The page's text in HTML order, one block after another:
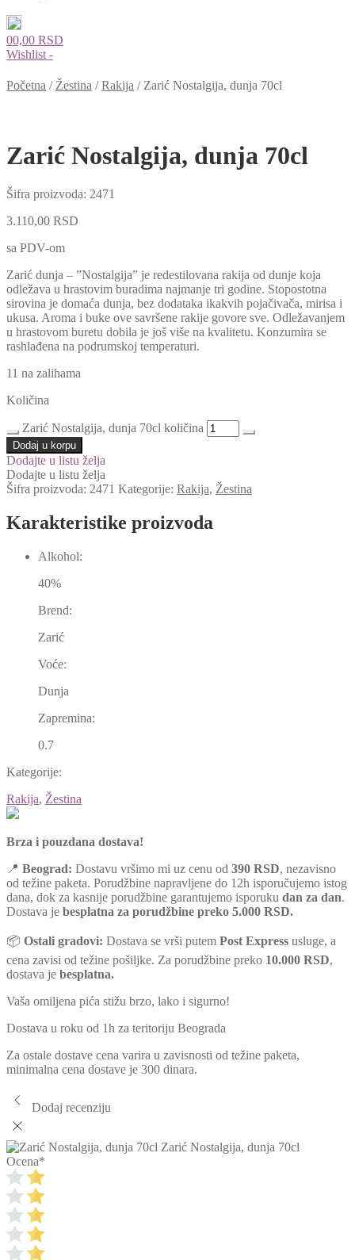
00,00 RSD
Wishlist -
Početna / Žestina /Rakija / Zarić Nostalgija, dunja 70cl
Zarić Nostalgija, dunja 70cl
Šifra proizvoda: 2471
3.110,00 RSD
sa PDV-om
Zarić dunja – ”Nostalgija” je redestilovana rakija od dunje koja
odležava u hrastovim buradima najmanje tri godine. Stopostotna
sirovina je domaća dunja, bez dodataka ikakvih pojačivača, mirisa i
ukusa. Aroma i buke ove savršene rakije govore sve. Odležavanjem
u hrastovom buretu dobila je još više na kvalitetu. Konzumira se
rashlađena na podrumskoj temperaturi.
11 na zalihama
Količina
Zarić Nostalgija, dunja 70cl količina
Dodaj u korpu
Dodajte u listu želja
Dodajte u listu želja
Šifra proizvoda: 2471 Kategorije: Rakija, Žestina
Karakteristike proizvoda
Alkohol:
40%
Brend:
Zarić
Voće:
Dunja
Zapremina:
0.7
Kategorije:
Rakija, Žestina
Brza i pouzdana dostava!
📍 Beograd: Dostavu vršimo mi uz cenu od 390 RSD, nezavisno
od težine paketa. Porudžbine napravljene do 12h isporučujemo istog
dana, dok za kasnije porudžbine garantujemo isporuku dan za dan.
Dostava je besplatna za porudžbine preko 5.000 RSD.
📦 Ostali gradovi: Dostava se vrši putem Post Express usluge, a
cena zavisi od težine pošiljke. Za porudžbine preko 10.000 RSD,
dostava je besplatna.
Vaša omiljena pića stižu brzo, lako i sigurno!
Dostava u roku od 1h za teritoriju Beograda
Za ostale dostave cena varira u zavisnosti od težine paketa,
minimalna cena dostave je 300 dinara.
Dodaj recenziju
Zarić Nostalgija, dunja 70cl
Ocena*